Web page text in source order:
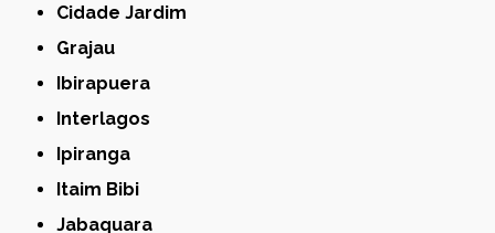
Cidade Jardim
Grajau
Ibirapuera
Interlagos
Ipiranga
Itaim Bibi
Jabaquara